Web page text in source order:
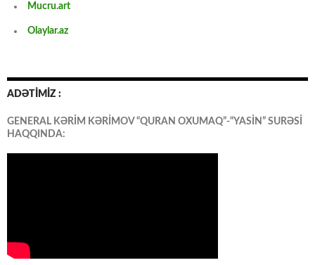
Mucru.art
Olaylar.az
ADƏTİMİZ :
GENERAL KƏRİM KƏRİMOV “QURAN OXUMAQ”-“YASİN” SURƏSİ
HAQQINDA: